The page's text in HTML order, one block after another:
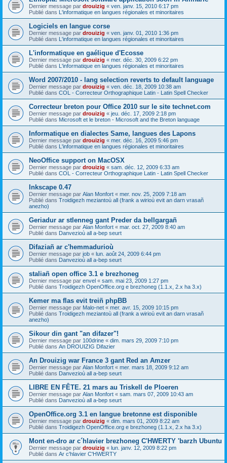
Dernier message par drouizig « ven. janv. 15, 2010 6:17 pm
Publié dans L'informatique en langues régionales et minoritaires
Logiciels en langue corse
Dernier message par drouizig « ven. janv. 01, 2010 1:36 pm
Publié dans L'informatique en langues régionales et minoritaires
L'informatique en gaélique d'Ecosse
Dernier message par drouizig « mer. déc. 30, 2009 6:22 pm
Publié dans L'informatique en langues régionales et minoritaires
Word 2007/2010 - lang selection reverts to default language
Dernier message par drouizig « ven. déc. 18, 2009 10:38 am
Publié dans COL - Correcteur Orthographique Latin - Latin Spell Checker
Correcteur breton pour Office 2010 sur le site technet.com
Dernier message par drouizig « jeu. déc. 17, 2009 2:18 pm
Publié dans Microsoft et le breton - Microsoft and the Breton language
Informatique en dialectes Same, langues des Lapons
Dernier message par drouizig « mer. déc. 16, 2009 5:46 pm
Publié dans L'informatique en langues régionales et minoritaires
NeoOffice support on MacOSX
Dernier message par drouizig « sam. déc. 12, 2009 6:33 am
Publié dans COL - Correcteur Orthographique Latin - Latin Spell Checker
Inkscape 0.47
Dernier message par Alan Monfort « mer. nov. 25, 2009 7:18 am
Publié dans Troidigezh meziantoù all (frank a wirioù evit an darn vrasañ
anezho)
Geriadur ar stlenneg gant Preder da bellgargañ
Dernier message par Alan Monfort « mar. oct. 27, 2009 8:40 am
Publié dans Danvezioù all a-bep seurt
Difaziañ ar c'hemmadurioù
Dernier message par job « lun. août 24, 2009 6:44 pm
Publié dans Danvezioù all a-bep seurt
staliañ open office 3.1 e brezhoneg
Dernier message par envel « sam. mai 23, 2009 1:27 pm
Publié dans Troidigezh OpenOffice.org e brezhoneg (1.1.x, 2.x ha 3.x)
Kemer ma flas evit treiñ phpBB
Dernier message par Malo-net « mer. avr. 15, 2009 10:15 pm
Publié dans Troidigezh meziantoù all (frank a wirioù evit an darn vrasañ
anezho)
Sikour din gant "an difazer"!
Dernier message par 100drine « dim. mars 29, 2009 7:10 pm
Publié dans An DROUIZIG Difazier
An Drouizig war France 3 gant Red an Amzer
Dernier message par Alan Monfort « mer. mars 18, 2009 9:12 am
Publié dans Danvezioù all a-bep seurt
LIBRE EN FÊTE. 21 mars au Triskell de Ploeren
Dernier message par Alan Monfort « sam. mars 07, 2009 10:43 am
Publié dans Danvezioù all a-bep seurt
OpenOffice.org 3.1 en langue bretonne est disponible
Dernier message par drouizig « dim. mars 01, 2009 8:22 am
Publié dans Troidigezh OpenOffice.org e brezhoneg (1.1.x, 2.x ha 3.x)
Mont en-dro ar c´hlavier brezhoneg C'HWERTY 'barzh Ubuntu
Dernier message par drouizig « lun. janv. 12, 2009 8:22 pm
Publié dans Ar c'hlavier C'HWERTY